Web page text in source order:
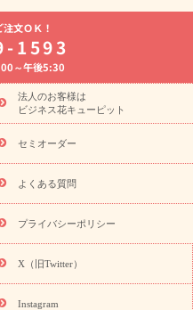
集
誕生日フラワーギフト特集
開店・開業祝い
え・お悔やみの花
る花 胡蝶蘭・花鉢
ひまわり ギフト・プレゼント
節のイベント
お盆 花（新
お盆・お供え 花とセットギ
ラワー
ひまわり ギフト・プ
・暑中見舞い 花のギフト特集
ゼント特集
日 花のおすすめランキング
敬
ト特集
敬老の日 花とセットギ
花 全てのギフト一覧
キャン
ンズ』コラボキャンペーン
ペーン
誕生日の花を探す
ワーギフト特集
文ＯＫ！
1593
～午後5:30
法人のお客様は
ビジネス花キューピット
セミオーダー
よくある質問
プライバシーポリシー
X（旧Twitter）
Instagram